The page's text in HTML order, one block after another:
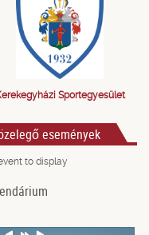
Sportegyesület
események
to display
Previous
NextNext